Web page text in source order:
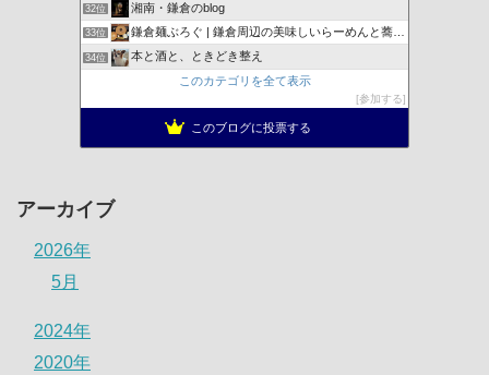
32位 湘南・鎌倉のblog
33位 鎌倉麺ぶろぐ | 鎌倉周辺の美味しいらーめんと蕎麦を紹介
34位
本と酒と、ときどき整え
このカテゴリを全て表示
参加する
このブログに投票する
アーカイブ
2026年
5月
2024年
2020年